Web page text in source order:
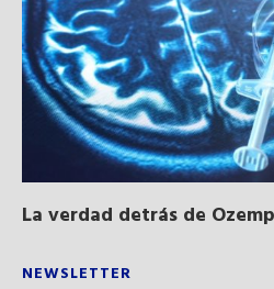
La verdad detrás de
NEWSLETTER